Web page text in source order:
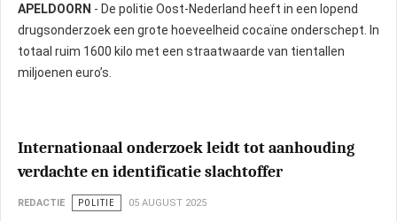
APELDOORN - De politie Oost-Nederland heeft in een lopend
drugsonderzoek een grote hoeveelheid cocaïne onderschept. In
totaal ruim 1600 kilo met een straatwaarde van tientallen
miljoenen euro’s.
Internationaal onderzoek leidt tot aanhouding
verdachte en identificatie slachtoffer
REDACTIE POLITIE 05 AUGUST 2025